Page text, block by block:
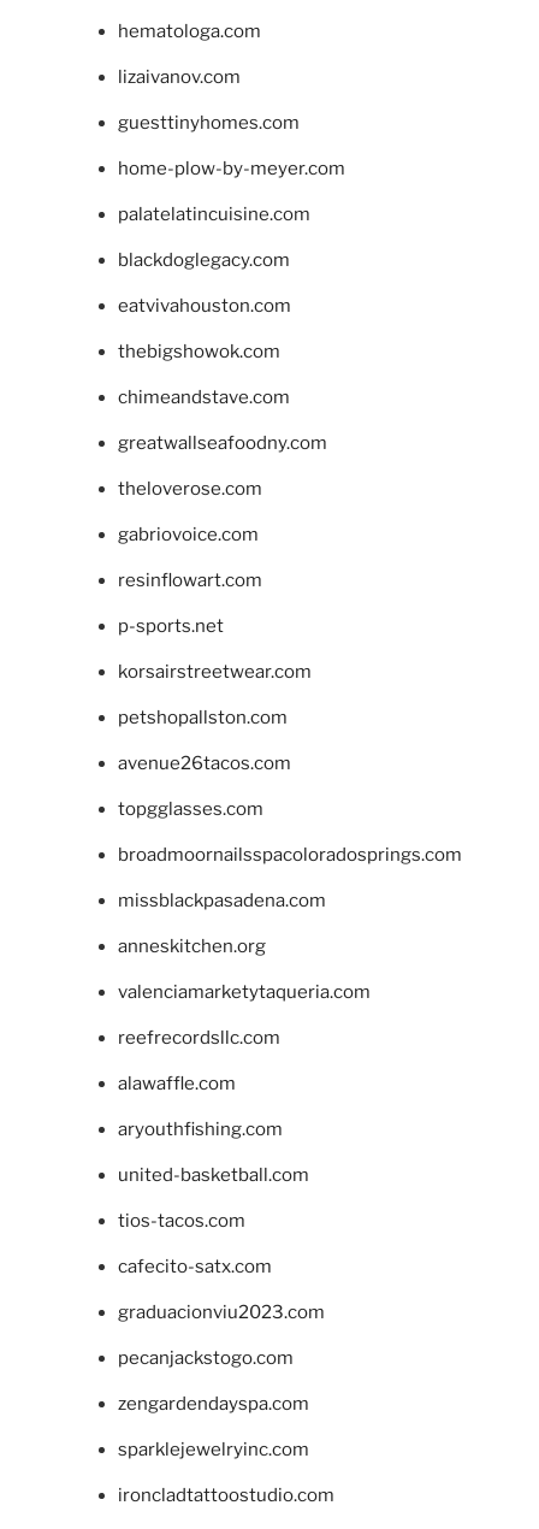
hematologa.com
lizaivanov.com
guesttinyhomes.com
home-plow-by-meyer.com
palatelatincuisine.com
blackdoglegacy.com
eatvivahouston.com
thebigshowok.com
chimeandstave.com
greatwallseafoodny.com
theloverose.com
gabriovoice.com
resinflowart.com
p-sports.net
korsairstreetwear.com
petshopallston.com
avenue26tacos.com
topgglasses.com
broadmoornailsspacoloradosprings.com
missblackpasadena.com
anneskitchen.org
valenciamarketytaqueria.com
reefrecordsllc.com
alawaffle.com
aryouthfishing.com
united-basketball.com
tios-tacos.com
cafecito-satx.com
graduacionviu2023.com
pecanjackstogo.com
zengardendayspa.com
sparklejewelryinc.com
ironcladtattoostudio.com